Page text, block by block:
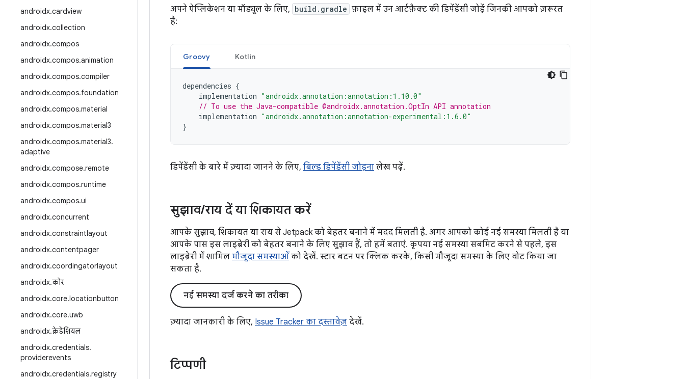
androidx.cardview
androidx.collection
androidx.compos
androidx.compos.animation
androidx.compos.compiler
androidx.compos.foundation
androidx.compos.material
androidx.compos.material3
androidx.compos.material3.
adaptive
androidx.compose.remote
androidx.compos.runtime
androidx.compos.ui
androidx.concurrent
androidx.constraintlayout
androidx.contentpager
androidx.coordingatorlayout
androidx.कोर
androidx.core.locationbutton
androidx.core.uwb
androidx.क्रेडेंशियल
androidx.credentials.
providerevents
androidx.credentials.registry
अपने ऐप्लिकेशन या मॉड्यूल के लिए, build.gradle फ़ाइल में उन आर्टफ़ैक्ट की डिपेंडेंसी जोड़ें जिनकी आपको ज़रूरत
है:
Groovy Kotlin
dependencies {
implementation "androidx.annotation:annotation:1.10.0"
// To use the Java-compatible @androidx.annotation.OptIn API annotation
implementation "androidx.annotation:annotation-experimental:1.6.0"
}
डिपेंडेंसी के बारे में ज़्यादा जानने के लिए, बिल्ड डिपेंडेंसी जोड़ना लेख पढ़ें.
सुझाव/राय दें या शिकायत करें
आपके सुझाव, शिकायत या राय से Jetpack को बेहतर बनाने में मदद मिलती है. अगर आपको कोई नई समस्या मिलती है या
आपके पास इस लाइब्रेरी को बेहतर बनाने के लिए सुझाव हैं, तो हमें बताएं. कृपया नई समस्या सबमिट करने से पहले, इस
लाइब्रेरी में शामिल मौजूदा समस्याओं को देखें. स्टार बटन पर क्लिक करके, किसी मौजूदा समस्या के लिए वोट किया जा
सकता है.
नई समस्या दर्ज करने का तरीका
ज़्यादा जानकारी के लिए, Issue Tracker का दस्तावेज़ देखें.
टिप्पणी